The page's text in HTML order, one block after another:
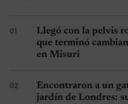
Llegó con la pelvis
que terminó
en Misuri
Encontraron a un
jardín de Londres: